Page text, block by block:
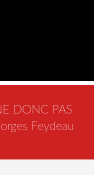
DONC PAS
Feydeau